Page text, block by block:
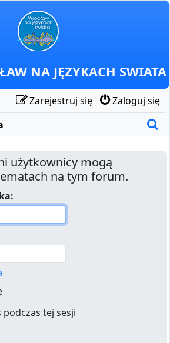
NA JĘZYKACH SWIATA
Zaloguj się
Zarejestruj się
użytkownicy mogą
na tym forum.
tej sesji